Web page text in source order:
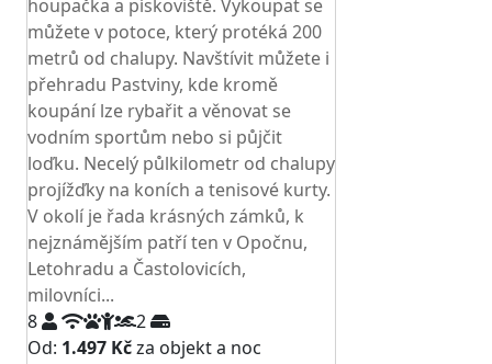
houpačka a pískoviště. Vykoupat se
můžete v potoce, který protéká 200
metrů od chalupy. Navštívit můžete i
přehradu Pastviny, kde kromě
koupání lze rybařit a věnovat se
vodním sportům nebo si půjčit
loďku. Necelý půlkilometr od chalupy
projížďky na koních a tenisové kurty.
V okolí je řada krásných zámků, k
nejznámějším patří ten v Opočnu,
Letohradu a Častolovicích,
milovníci...
8
2
Od: 1.497 Kčza objekt a noc